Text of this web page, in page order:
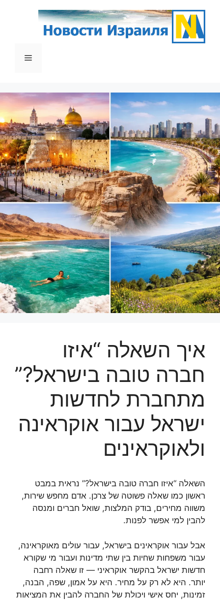
תפריט
איך השאלה “איזו
חברה טובה בישראל?”
מתחברת לחדשות
ישראל עבור אוקראינה
ולאוקראינים
השאלה “איזו חברה טובה בישראל?” נראית במבט
ראשון כמו שאלה פשוטה של צרכן. אדם מחפש שירות,
משווה מחירים, בודק המלצות, שואל חברים ומנסה
להבין למי אפשר לפנות.
אבל עבור אוקראינים בישראל, עבור עולים מאוקראינה,
עבור משפחות שחיות בין שתי מדינות ועבור מי שקורא
חדשות ישראל בהקשר אוקראיני — זו שאלה רחבה
יותר. היא לא רק על מחיר. היא על אמון, שפה, הבנה,
זמינות, יחס אישי ויכולת של החברה להבין את המציאות